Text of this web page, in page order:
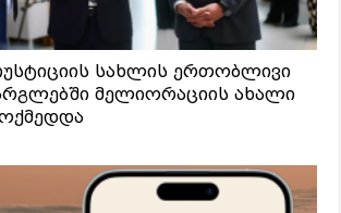
სახლის ერთობლივი
მელიორაციის ახალი